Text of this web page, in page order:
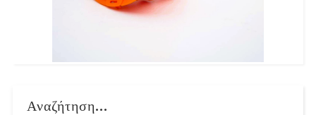
Αναζήτηση...